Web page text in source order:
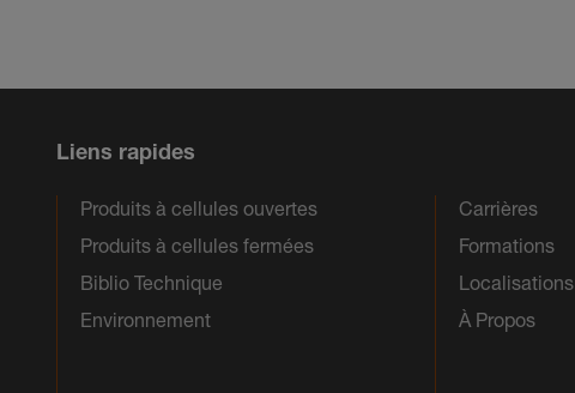
Liens rapides
Produits à cellules ouvertes
Produits à cellules fermées
Biblio Technique
Environnement
Carrières
Formations
Localisations
À Propos